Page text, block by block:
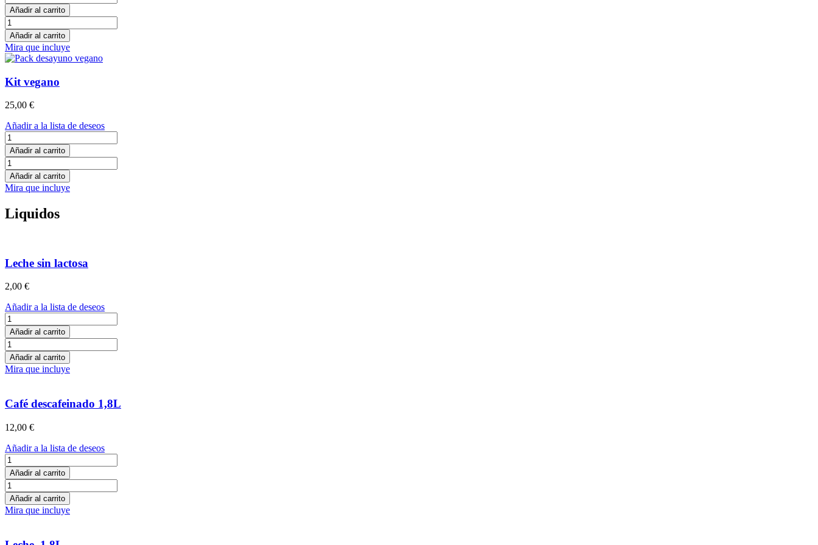
sin
gluten
cantidad
Añadir al carrito
Kit
sin
gluten
cantidad
Añadir al carrito
Mira que incluye
Kit vegano
25,00 €
Añadir a la lista de deseos
Kit
vegano
cantidad
Añadir al carrito
Kit
vegano
cantidad
Añadir al carrito
Mira que incluye
Liquidos
Leche sin lactosa
2,00 €
Añadir a la lista de deseos
Leche
sin
lactosa
cantidad
Añadir al carrito
Leche
sin
lactosa
cantidad
Añadir al carrito
Mira que incluye
Café descafeinado 1,8L
12,00 €
Añadir a la lista de deseos
Café
descafeinado
1,8L
cantidad
Añadir al carrito
Café
descafeinado
1,8L
cantidad
Añadir al carrito
Mira que incluye